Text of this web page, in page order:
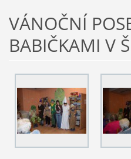
VÁNOČNÍ
BABIČKAMI V